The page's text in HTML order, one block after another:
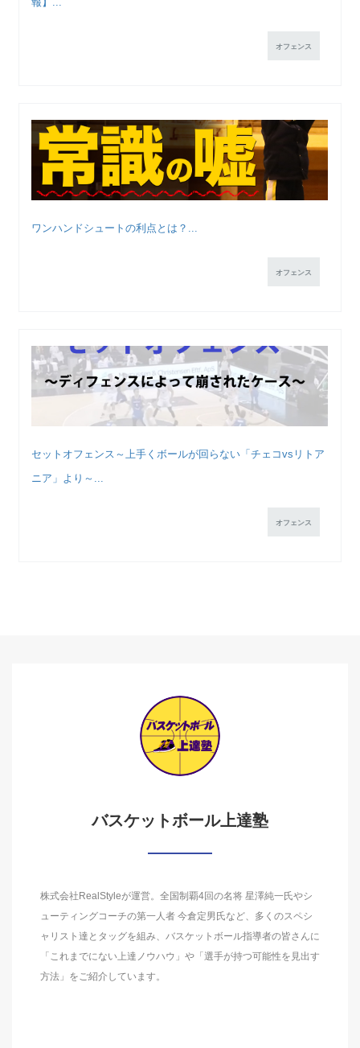
オフェンス
ワンハンドシュートの利点とは？...
オフェンス
セットオフェンス～上手くボールが回らない「チェコvsリトア
ニア」より～...
オフェンス
バスケットボール上達塾
株式会社RealStyleが運営。全国制覇4回の名将 星澤純一氏やシ
ューティングコーチの第一人者 今倉定男氏など、多くのスペシ
ャリスト達とタッグを組み、バスケットボール指導者の皆さんに
「これまでにない上達ノウハウ」や「選手が持つ可能性を見出す
方法」をご紹介しています。